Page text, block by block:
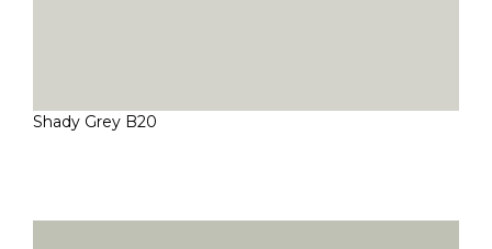
Shady Grey B20